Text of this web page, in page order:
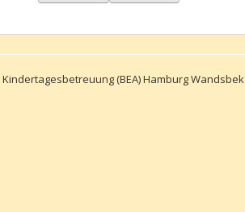
(BEA) Hamburg Wandsbek